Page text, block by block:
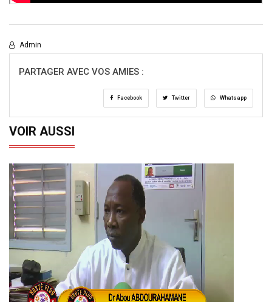
Admin
PARTAGER AVEC VOS AMIES :
Facebook Twitter Whatsapp
VOIR AUSSI